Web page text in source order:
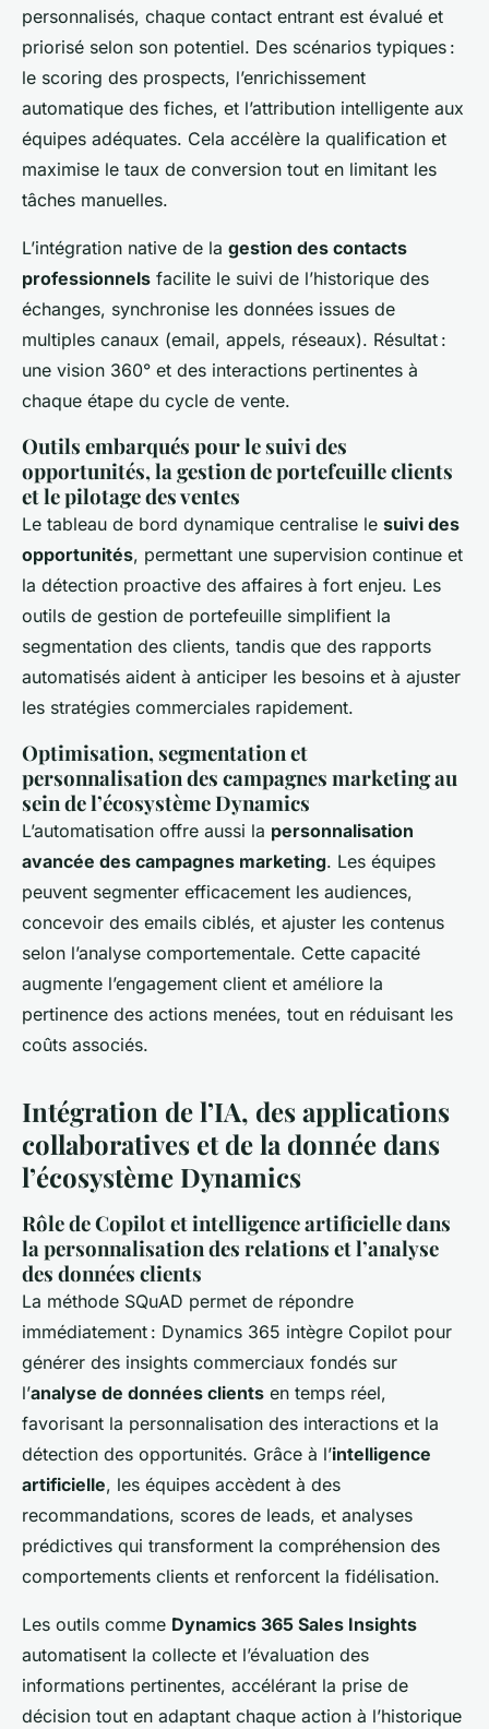
personnalisés, chaque contact entrant est évalué et
priorisé selon son potentiel. Des scénarios typiques :
le scoring des prospects, l’enrichissement
automatique des fiches, et l’attribution intelligente aux
équipes adéquates. Cela accélère la qualification et
maximise le taux de conversion tout en limitant les
tâches manuelles.
L’intégration native de la gestion des contacts
professionnels facilite le suivi de l’historique des
échanges, synchronise les données issues de
multiples canaux (email, appels, réseaux). Résultat :
une vision 360° et des interactions pertinentes à
chaque étape du cycle de vente.
Outils embarqués pour le suivi des
opportunités, la gestion de portefeuille clients
et le pilotage des ventes
Le tableau de bord dynamique centralise le suivi des
opportunités, permettant une supervision continue et
la détection proactive des affaires à fort enjeu. Les
outils de gestion de portefeuille simplifient la
segmentation des clients, tandis que des rapports
automatisés aident à anticiper les besoins et à ajuster
les stratégies commerciales rapidement.
Optimisation, segmentation et
personnalisation des campagnes marketing au
sein de l’écosystème Dynamics
L’automatisation offre aussi la personnalisation
avancée des campagnes marketing. Les équipes
peuvent segmenter efficacement les audiences,
concevoir des emails ciblés, et ajuster les contenus
selon l’analyse comportementale. Cette capacité
augmente l’engagement client et améliore la
pertinence des actions menées, tout en réduisant les
coûts associés.
Intégration de l’IA, des applications
collaboratives et de la donnée dans
l’écosystème Dynamics
Rôle de Copilot et intelligence artificielle dans
la personnalisation des relations et l’analyse
des données clients
La méthode SQuAD permet de répondre
immédiatement : Dynamics 365 intègre Copilot pour
générer des insights commerciaux fondés sur
l’analyse de données clients en temps réel,
favorisant la personnalisation des interactions et la
détection des opportunités. Grâce à l’intelligence
artificielle, les équipes accèdent à des
recommandations, scores de leads, et analyses
prédictives qui transforment la compréhension des
comportements clients et renforcent la fidélisation.
Les outils comme Dynamics 365 Sales Insights
automatisent la collecte et l’évaluation des
informations pertinentes, accélérant la prise de
décision tout en adaptant chaque action à l’historique